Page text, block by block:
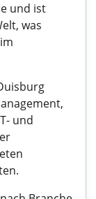
und ist
was
und